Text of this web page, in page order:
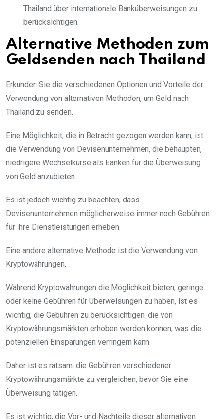
Thailand über internationale Banküberweisungen zu
berücksichtigen.
Alternative Methoden zum
Geldsenden nach Thailand
Erkunden Sie die verschiedenen Optionen und Vorteile der
Verwendung von alternativen Methoden, um Geld nach
Thailand zu senden.
Eine Möglichkeit, die in Betracht gezogen werden kann, ist
die Verwendung von Devisenunternehmen, die behaupten,
niedrigere Wechselkurse als Banken für die Überweisung
von Geld anzubieten.
Es ist jedoch wichtig zu beachten, dass
Devisenunternehmen möglicherweise immer noch Gebühren
für ihre Dienstleistungen erheben.
Eine andere alternative Methode ist die Verwendung von
Kryptowährungen.
Während Kryptowährungen die Möglichkeit bieten, geringe
oder keine Gebühren für Überweisungen zu haben, ist es
wichtig, die Gebühren zu berücksichtigen, die von
Kryptowährungsmärkten erhoben werden können, was die
potenziellen Einsparungen verringern kann.
Daher ist es ratsam, die Gebühren verschiedener
Kryptowährungsmärkte zu vergleichen, bevor Sie eine
Überweisung tätigen.
Es ist wichtig, die Vor- und Nachteile dieser alternativen